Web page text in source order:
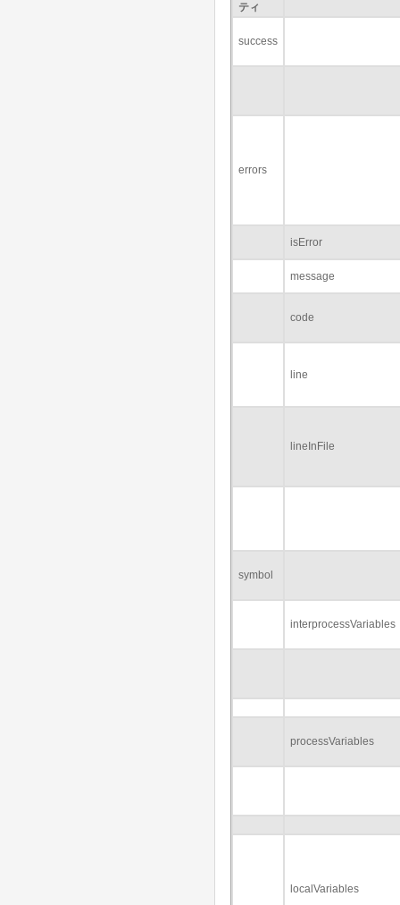
ティ
success
errors
isError
message
code
line
lineInFile
symbol
interprocessVariables
processVariables
localVariables